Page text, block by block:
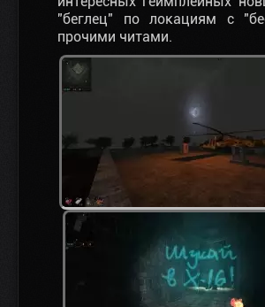
"беглец" по локациям с
прочими читами.